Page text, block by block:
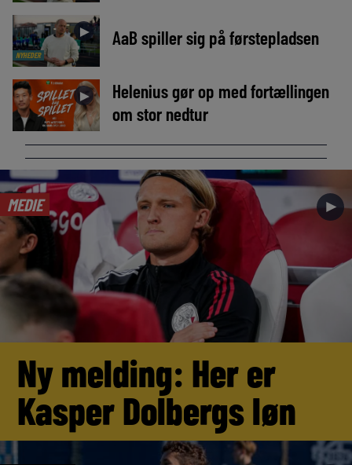
NYHEDER
► AaB spiller sig på førstepladsen
►
Helenius gør op med fortællingen
om stor nedtur
MEDIE ►
Ny melding: Her er
Kasper Dolbergs løn